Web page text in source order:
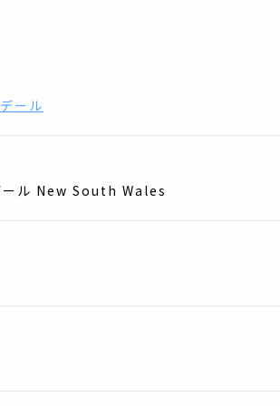
ール
ル New South Wales